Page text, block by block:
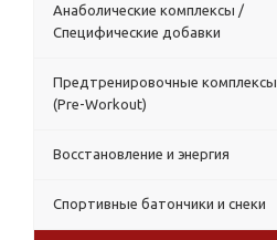
Анаболические комплексы /
Специфические добавки
Предтренировочные комплексы
(Pre-Workout)
Восстановление и энергия
Спортивные батончики и снеки